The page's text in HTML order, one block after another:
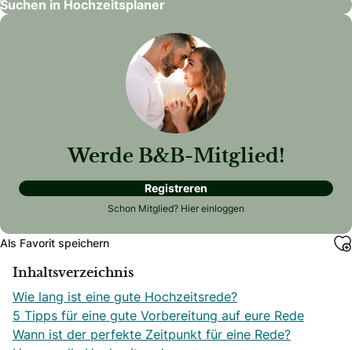
Suchen in Hochzeitsplaner
Werde B&B-Mitglied!
Registreren
Schon Mitglied? Hier einloggen
Als Favorit speichern
Inhaltsverzeichnis
Wie lang ist eine gute Hochzeitsrede?
5 Tipps für eine gute Vorbereitung auf eure Rede
Wann ist der perfekte Zeitpunkt für eine Rede?